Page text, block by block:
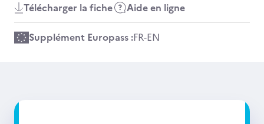
Télécharger la fiche Aide en ligne
Supplément Europass :FR-EN